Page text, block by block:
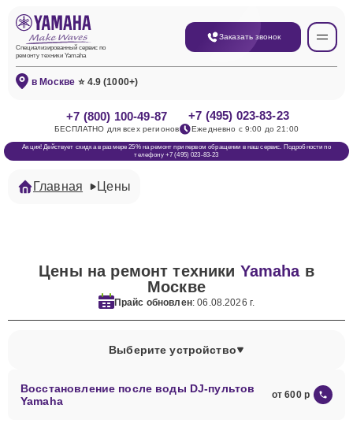
Специализированный сервис по
ремонту техники Yamaha
Заказать звонок
в Москве ⭐ 4.9 (1000+)
+7 (800) 100-49-87
БЕСПЛАТНО для всех регионов
+7 (495) 023-83-23
Ежедневно с 9:00 до 21:00
Акция! Действует скидка в размере 25% на ремонт при первом обращении в наш сервис. Подробности по
телефону +7 (495) 023-83-23
Главная Цены
Цены на ремонт техники Yamahaв
Москве
Прайс обновлен: 06.08.2026 г.
Выберите устройство
Восстановление после воды DJ-пультов
Yamaha
от 600